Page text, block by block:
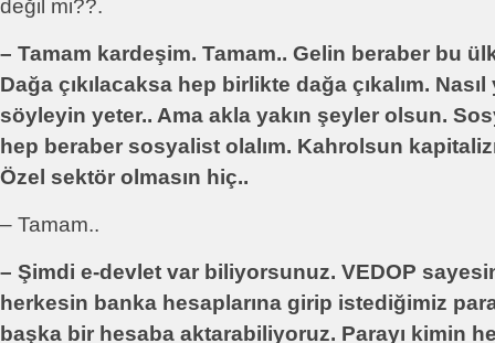
değil mi??.
– Tamam kardeşim. Tamam.. Gelin beraber bu
Dağa çıkılacaksa hep birlikte dağa çıkalım. Nasıl
söyleyin yeter.. Ama akla yakın şeyler olsun.
hep beraber sosyalist olalım. Kahrolsun
Özel sektör olmasın hiç..
– Tamam..
– Şimdi e-devlet var biliyorsunuz. VEDOP
herkesin banka hesaplarına girip istediğimiz
başka bir hesaba aktarabiliyoruz. Parayı kimin